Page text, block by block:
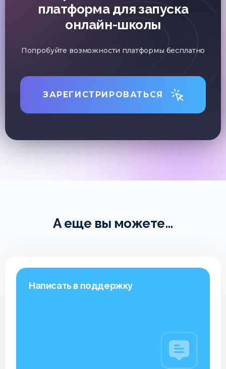
платформа для запуска
онлайн-школы
Попробуйте возможности платформы бесплатно
ЗАРЕГИСТРИРОВАТЬСЯ
А еще вы можете...
Написать в поддержку